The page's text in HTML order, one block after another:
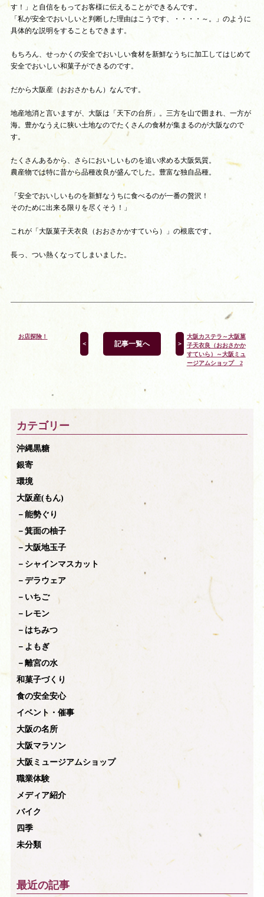
す！」と自信をもってお客様に伝えることができるんです。
「私が安全でおいしいと判断した理由はこうです、・・・・～。」のように
具体的な説明をすることもできます。
もちろん、せっかくの安全でおいしい食材を新鮮なうちに加工してはじめて
安全でおいしい和菓子ができるのです。
だから大阪産（おおさかもん）なんです。
地産地消と言いますが、大阪は「天下の台所」。三方を山で囲まれ、一方が
海。豊かなうえに狭い土地なのでたくさんの食材が集まるのが大阪なので
す。
たくさんあるから、さらにおいしいものを追い求める大阪気質。
農産物では特に昔から品種改良が盛んでした。豊富な独自品種。
「安全でおいしいものを新鮮なうちに食べるのが一番の贅沢！
そのために出来る限りを尽くそう！」
これが「大阪菓子天衣良（おおさかかすていら）」の根底です。
長っ、つい熱くなってしまいました。
お店探険！
＜
記事一覧へ ＞
大阪カステラ～大阪菓
子天衣良（おおさかか
すていら）～大阪ミュ
ージアムショップ 2
カテゴリー
沖縄黒糖
銀寄
環境
大阪産(もん)
－能勢ぐり
－箕面の柚子
－大阪地玉子
－シャインマスカット
－デラウェア
－いちご
－レモン
－はちみつ
－よもぎ
－離宮の水
和菓子づくり
食の安全安心
イベント・催事
大阪の名所
大阪マラソン
大阪ミュージアムショップ
職業体験
メディア紹介
バイク
四季
未分類
最近の記事